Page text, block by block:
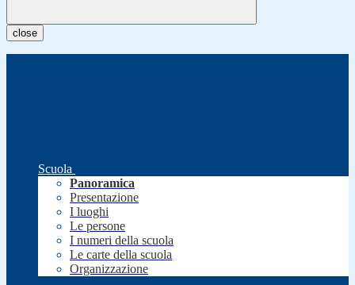
close
Scuola
Panoramica
Presentazione
I luoghi
Le persone
I numeri della scuola
Le carte della scuola
Organizzazione